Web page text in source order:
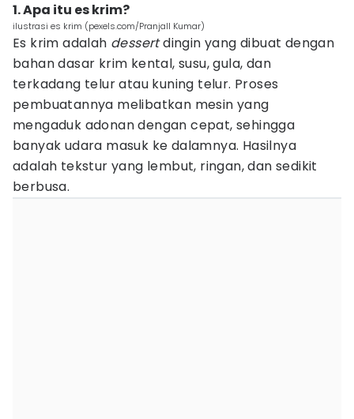
1. Apa itu es krim?
ilustrasi es krim (pexels.com/Pranjall Kumar)
Es krim adalah dessertdingin yang dibuat dengan
bahan dasar krim kental, susu, gula, dan
terkadang telur atau kuning telur. Proses
pembuatannya melibatkan mesin yang
mengaduk adonan dengan cepat, sehingga
banyak udara masuk ke dalamnya. Hasilnya
adalah tekstur yang lembut, ringan, dan sedikit
berbusa.